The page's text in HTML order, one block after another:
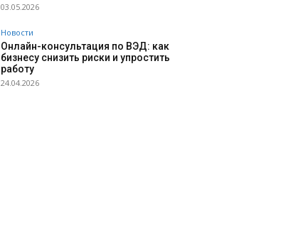
03.05.2026
Новости
Онлайн-консультация по ВЭД: как
бизнесу снизить риски и упростить
работу
24.04.2026